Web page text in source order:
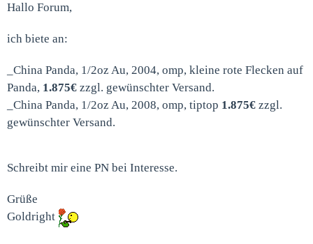
Hallo Forum,
ich biete an:
_China Panda, 1/2oz Au, 2004, omp, kleine rote Flecken auf
Panda, 1.875€ zzgl. gewünschter Versand.
_China Panda, 1/2oz Au, 2008, omp, tiptop 1.875€ zzgl.
gewünschter Versand.
Schreibt mir eine PN bei Interesse.
Grüße
Goldright